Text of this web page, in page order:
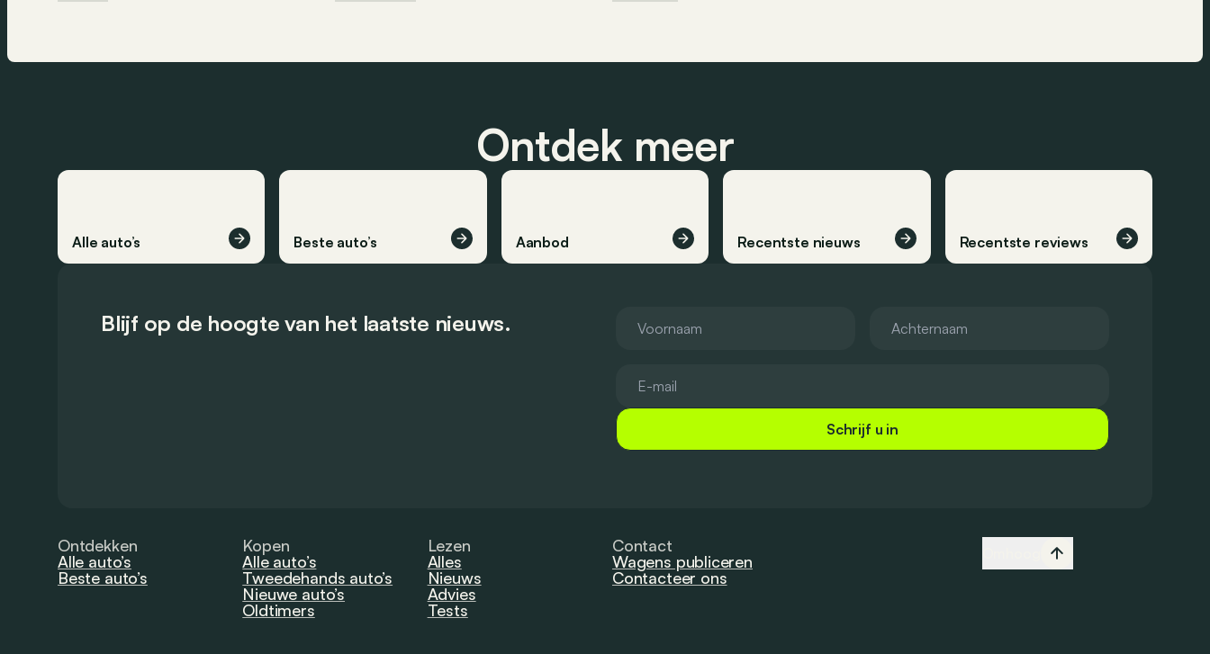
Ontdek meer
Alle auto’s Beste auto’s Aanbod Recentste nieuws Recentste reviews
Blijf op de hoogte van het laatste nieuws.
Schrijf u in
Ontdekken
Alle auto’s
Beste auto’s
Kopen
Alle auto’s
Tweedehands auto’s
Nieuwe auto’s
Oldtimers
Lezen
Alles
Nieuws
Advies
Tests
Contact
Wagens publiceren
Contacteer ons